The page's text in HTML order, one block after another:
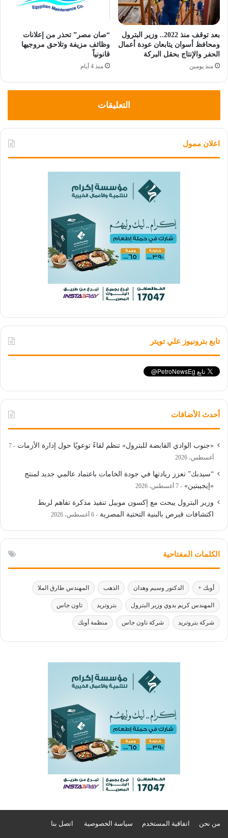
بعد توقف منذ 2022.. وزير البترول
ومحافظ أسوان يتابعان عودة أعمال
الحفر والإنتاج بحقل البركة
منذ يومين
“صان مصر” تحذر من إعلانات
وظائف مزيفة وتلاحق مروجيها
قانونياً
منذ 4 أيام
التعليقات
اعلان ممول
تابع بترونيوز علي تويتر
أحدث الأضافات
«جنوب الوادي القابضة للبترول» تنظم لقاءً توعويًا حول إدارة الأزمات
7
أغسطس، 2026
“سيدبك” تعزز ريادتها في جودة الخامات باعتماد عالمي جديد لمنتج
«إيجيبتين»
7 أغسطس، 2026
وزير البترول يبحث مع إكسون موبيل تنفيذ مذكرة تفاهم لربط
اكتشافات قبرص بالبنية التحتية المصرية
6 أغسطس، 2026
الكلمات المفتاحية
أوبك + الدكتور وسيم وهدان الذهب المهندس طارق الملا
المهندس كريم بدوي وزير البترول بتروتريد تاون جاس
شركة بتروتريد شركة تاون جاس منظمة أوبك
من نحن اتفاقية المستخدم سياسة الخصوصية اتصل بنا